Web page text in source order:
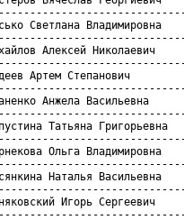
Светлана
Алексей
Артем
Анжела
Татьяна
Ольга
Наталья
Игорь